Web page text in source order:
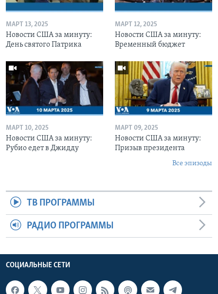
МАРТ 13, 2025
Новости США за минуту:
День святого Патрика
МАРТ 12, 2025
Новости США за минуту:
Временный бюджет
МАРТ 10, 2025
Новости США за минуту:
Рубио едет в Джидду
МАРТ 09, 2025
Новости США за минуту:
Призыв президента
Все эпизоды
ТВ ПРОГРАММЫ
РАДИО ПРОГРАММЫ
СОЦИАЛЬНЫЕ СЕТИ